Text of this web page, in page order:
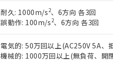
耐久: 1000m/s2、6方向 各3回
誤動作: 100m/s2、6方向 各3回
電気的: 50万回以上(AC250V 5A
機械的: 1000万回以上(無負荷、開